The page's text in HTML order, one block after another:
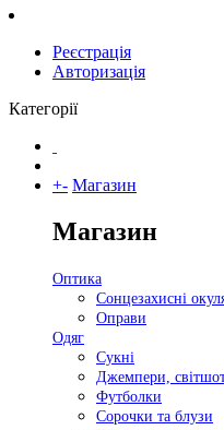
Реєстрація
Авторизація
Категорії
+- Магазин
Магазин
Оптика
Сонцезахисні
Оправи
Одяг
Сукні
Джемпери,
Футболки
Сорочки та блузи